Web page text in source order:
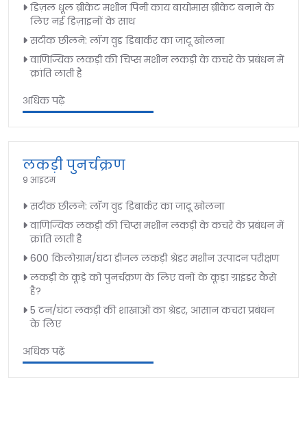
डिज़ल धूल ब्रीकेट मशीन पिनी काय बायोमास ब्रीकेट बनाने के
लिए नई डिज़ाइनों के साथ
सटीक छीलने: लॉग वुड डिबार्कर का जादू खोलना
वाणिज्यिक लकड़ी की चिप्स मशीन लकड़ी के कचरे के प्रबंधन में
क्रांति लाती है
अधिक पढ़ें
लकड़ी पुनर्चक्रण
9 आइटम
सटीक छीलने: लॉग वुड डिबार्कर का जादू खोलना
वाणिज्यिक लकड़ी की चिप्स मशीन लकड़ी के कचरे के प्रबंधन में
क्रांति लाती है
600 किलोग्राम/घंटा डीजल लकड़ी श्रेडर मशीन उत्पादन परीक्षण
लकड़ी के कूड़े को पुनर्चक्रण के लिए वनों के कूड़ा ग्राइंडर कैसे
है?
5 टन/घंटा लकड़ी की शाखाओं का श्रेडर, आसान कचरा प्रबंधन
के लिए
अधिक पढ़ें